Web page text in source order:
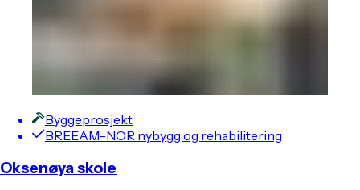
Byggeprosjekt
BREEAM-NOR nybygg og rehabilitering
Oksenøya skole